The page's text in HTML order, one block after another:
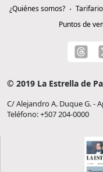
¿Quiénes somos? Tarifario
Puntos de
© 2019 La Estrella de
C/ Alejandro A. Duque G. -
Teléfono: +507 204-0000